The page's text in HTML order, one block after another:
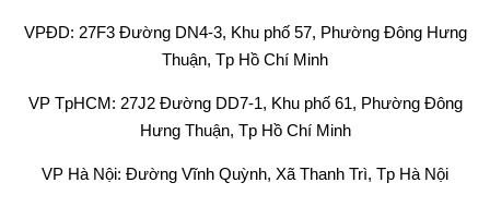
VPĐD: 27F3 Đường DN4-3, Khu phố 57, Phường Đông Hưng
Thuận, Tp Hồ Chí Minh
VP TpHCM: 27J2 Đường DD7-1, Khu phố 61, Phường Đông
Hưng Thuận, Tp Hồ Chí Minh
VP Hà Nội: Đường Vĩnh Quỳnh, Xã Thanh Trì, Tp Hà Nội